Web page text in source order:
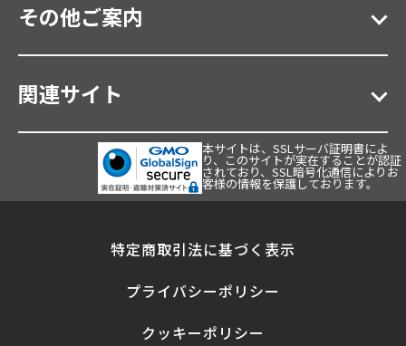
その他ご案内
関連サイト
本サイトは、SSLサーバ証明書によ
り、このサイトが実在することが認証
されており、SSL暗号化通信によりお
客様の情報を保護しております。
特定商取引法に基づく表示
プライバシーポリシー
クッキーポリシー